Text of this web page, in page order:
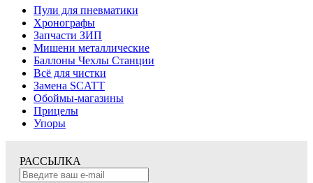
Пули для пневматики
Хронографы
Запчасти ЗИП
Мишени металлические
Баллоны Чехлы Станции
Всё для чистки
Замена SCATT
Обоймы-магазины
Прицелы
Упоры
РАССЫЛКА